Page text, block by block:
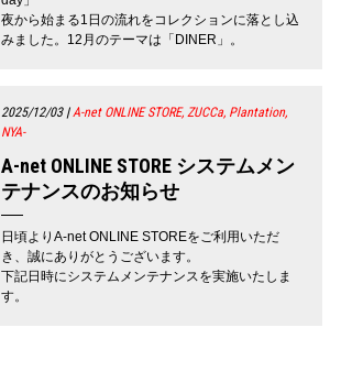
夜から始まる1日の流れをコレクションに落とし込
みました。12月のテーマは「DINER」。
2025/12/03|A-net ONLINE STORE, ZUCCa, Plantation,
NYA-
A-net ONLINE STORE システムメン
テナンスのお知らせ
日頃よりA-net ONLINE STOREをご利用いただ
き、誠にありがとうございます。
下記日時にシステムメンテナンスを実施いたしま
す。